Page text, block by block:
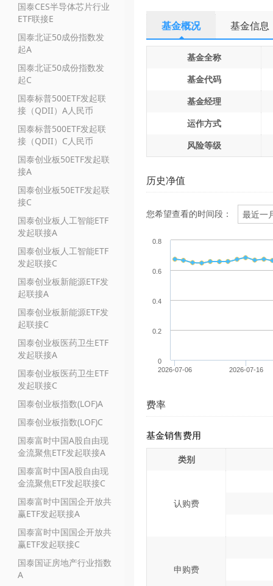
国泰CES半导体芯片行业
ETF联接E
国泰北证50成份指数发
起A
国泰北证50成份指数发
起C
国泰标普500ETF发起联
接（QDII）A人民币
国泰标普500ETF发起联
接（QDII）C人民币
国泰创业板50ETF发起联
接A
国泰创业板50ETF发起联
接C
国泰创业板人工智能ETF
发起联接A
国泰创业板人工智能ETF
发起联接C
国泰创业板新能源ETF发
起联接A
国泰创业板新能源ETF发
起联接C
国泰创业板医药卫生ETF
发起联接A
国泰创业板医药卫生ETF
发起联接C
国泰创业板指数(LOF)A
国泰创业板指数(LOF)C
国泰富时中国A股自由现
金流聚焦ETF发起联接A
国泰富时中国A股自由现
金流聚焦ETF发起联接C
国泰富时中国国企开放共
赢ETF发起联接A
国泰富时中国国企开放共
赢ETF发起联接C
国泰国证房地产行业指数
A
基金概况 基金信息
基金全称
基金代码
基金经理
运作方式
风险等级
历史净值
您希望查看的时间段：
2026-07-06 2026-07-16
0
0.2
0.4
0.6
0.8
费率
基金销售费用
类别
认购费
申购费